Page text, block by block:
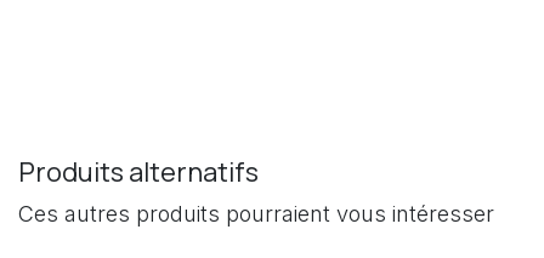
Produits alternatifs
Ces autres produits pourraient vous intéresser